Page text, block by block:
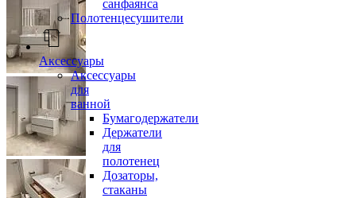
санфаянса
Полотенцесушители
Аксессуары
Аксессуары
для
ванной
Бумагодержатели
Держатели
для
полотенец
Дозаторы,
стаканы